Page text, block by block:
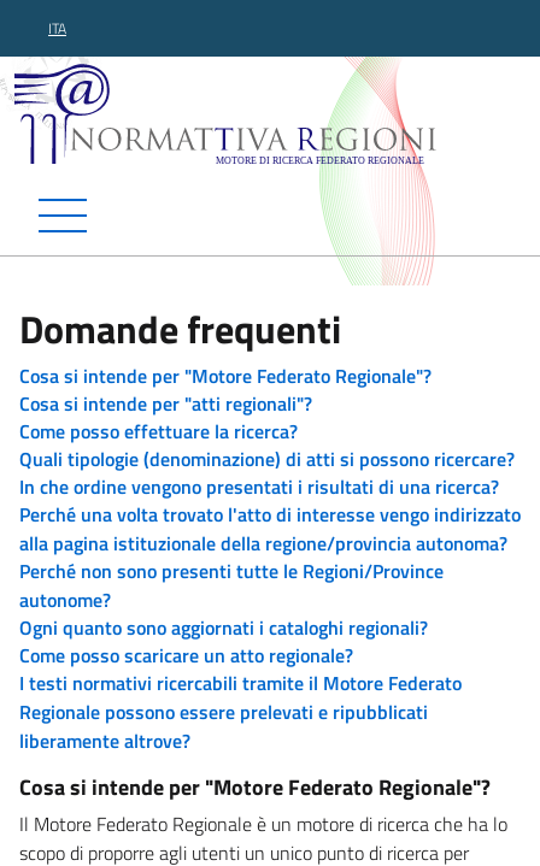
ITA
Normattiva Regioni -
Domande frequenti
Cosa si intende per "Motore Federato Regionale"?
Cosa si intende per "atti regionali"?
Come posso effettuare la ricerca?
Quali tipologie (denominazione) di atti si possono ricercare?
In che ordine vengono presentati i risultati di una ricerca?
Perché una volta trovato l'atto di interesse vengo indirizzato
alla pagina istituzionale della regione/provincia autonoma?
Perché non sono presenti tutte le Regioni/Province
autonome?
Ogni quanto sono aggiornati i cataloghi regionali?
Come posso scaricare un atto regionale?
I testi normativi ricercabili tramite il Motore Federato
Regionale possono essere prelevati e ripubblicati
liberamente altrove?
Cosa si intende per "Motore Federato Regionale"?
Il Motore Federato Regionale è un motore di ricerca che ha lo
scopo di proporre agli utenti un unico punto di ricerca per